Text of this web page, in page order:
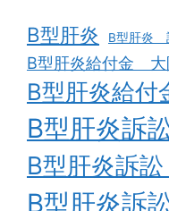
B型肝炎 B型肝炎
B型肝炎給付金 大
B型肝炎給付
B型肝炎訴
B型肝炎訴
B型肝炎訴